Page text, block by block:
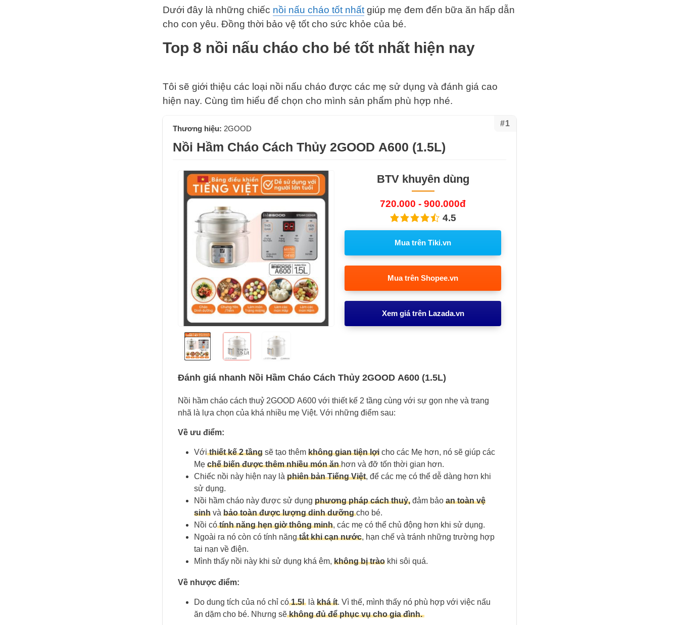
Dưới đây là những chiếc nồi nấu cháo tốt nhất giúp mẹ đem đến bữa ăn hấp dẫn
cho con yêu. Đồng thời bảo vệ tốt cho sức khỏe của bé.
Top 8 nồi nấu cháo cho bé tốt nhất hiện nay
Tôi sẽ giới thiệu các loại nồi nấu cháo được các mẹ sử dụng và đánh giá cao
hiện nay. Cùng tìm hiểu để chọn cho mình sản phẩm phù hợp nhé.
#1
Thương hiệu: 2GOOD
Nồi Hầm Cháo Cách Thủy 2GOOD A600 (1.5L)
BTV khuyên dùng
720.000 - 900.000đ
4.5
Mua trên Tiki.vn
Mua trên Shopee.vn
Xem giá trên Lazada.vn
Đánh giá nhanh Nồi Hầm Cháo Cách Thủy 2GOOD A600 (1.5L)
Nồi hầm cháo cách thuỷ 2GOOD A600 với thiết kế 2 tầng cùng với sự gọn nhẹ và trang
nhã là lựa chọn của khá nhiều mẹ Việt. Với những điểm sau:
Về ưu điểm:
Vớithiết kế 2 tầng sẽ tạo thêm không gian tiện lợi cho các Mẹ hơn, nó sẽ giúp các
Mẹ chế biến được thêm nhiều món ăn hơn và đỡ tốn thời gian hơn.
Chiếc nồi này hiện nay là phiên bản Tiếng Việt, để các mẹ có thể dễ dàng hơn khi
sử dụng.
Nồi hầm cháo này được sử dụng phương pháp cách thuỷ, đảm bảo an toàn vệ
sinh và bảo toàn được lượng dinh dưỡng cho bé.
Nồi cótính năng hẹn giờ thông minh, các mẹ có thể chủ động hơn khi sử dụng.
Ngoài ra nó còn có tính năngtắt khi cạn nước, hạn chế và tránh những trường hợp
tai nạn về điện.
Mình thấy nồi này khi sử dụng khá êm, không bị trào khi sôi quá.
Về nhược điểm:
Do dung tích của nó chỉ có1.5l là khá ít. Vì thế, mình thấy nó phù hợp với việc nấu
ăn dặm cho bé. Nhưng sẽkhông đủ để phục vụ cho gia đình.